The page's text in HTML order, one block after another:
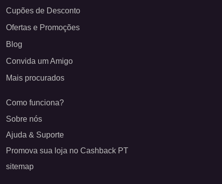
Cupões de Desconto
Ofertas e Promoções
Blog
Convida um Amigo
Mais procurados
Como funciona?
Sobre nós
Ajuda & Suporte
Promova sua loja no Cashback PT
sitemap